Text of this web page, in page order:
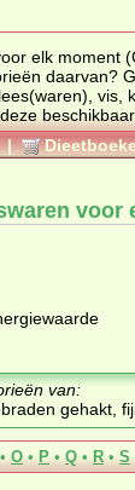
elk moment
product en de calorieën
vis,
beschikbaar
|
voor
van:
gehakt,
• O • P • Q • R • S